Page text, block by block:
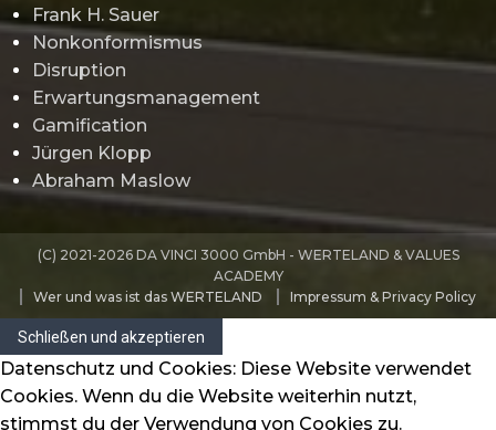
Frank H. Sauer
Nonkonformismus
Disruption
Erwartungsmanagement
Gamification
Jürgen Klopp
Abraham Maslow
(C) 2021-2026 DA VINCI 3000 GmbH - WERTELAND & VALUES
ACADEMY
Wer und was ist das WERTELAND
Impressum & Privacy Policy
Datenschutz und Cookies: Diese Website verwendet
Cookies. Wenn du die Website weiterhin nutzt,
stimmst du der Verwendung von Cookies zu.